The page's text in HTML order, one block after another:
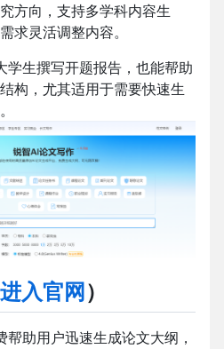
方向，支持多学科内容生
求灵活调整内容。
学生撰写开题报告，也能帮助
构，尤其适用于需要快速生
入官网 ）
帮助用户迅速生成论文大纲，